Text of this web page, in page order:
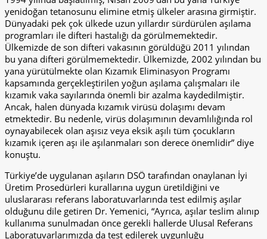
yenidoğan tetanosunu elimine etmiş ülkeler arasına girmiştir.
Dünyadaki pek çok ülkede uzun yıllardır sürdürülen aşılama
programları ile difteri hastalığı da görülmemektedir.
Ülkemizde de son difteri vakasının görüldüğü 2011 yılından
bu yana difteri görülmemektedir. Ülkemizde, 2002 yılından bu
yana yürütülmekte olan Kızamık Eliminasyon Programı
kapsamında gerçekleştirilen yoğun aşılama çalışmaları ile
kızamık vaka sayılarında önemli bir azalma kaydedilmiştir.
Ancak, halen dünyada kızamık virüsü dolaşımı devam
etmektedir. Bu nedenle, virüs dolaşımının devamlılığında rol
oynayabilecek olan aşısız veya eksik aşılı tüm çocukların
kızamık içeren aşı ile aşılanmaları son derece önemlidir” diye
konuştu.
Türkiye’de uygulanan aşıların DSÖ tarafından onaylanan İyi
Üretim Prosedürleri kurallarına uygun üretildiğini ve
uluslararası referans laboratuvarlarında test edilmiş aşılar
olduğunu dile getiren Dr. Yemenici, “Ayrıca, aşılar teslim alınıp
kullanıma sunulmadan önce gerekli hallerde Ulusal Referans
Laboratuvarlarımızda da test edilerek uygunluğu